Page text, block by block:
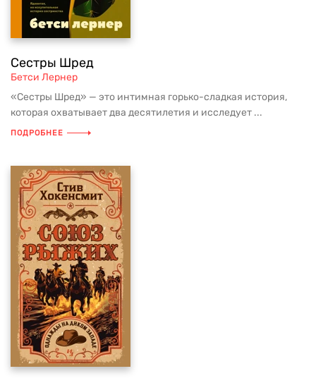
Сестры Шред
Бетси Лернер
«Сестры Шред» — это интимная горько-сладкая история,
которая охватывает два десятилетия и исследует ...
ПОДРОБНЕЕ